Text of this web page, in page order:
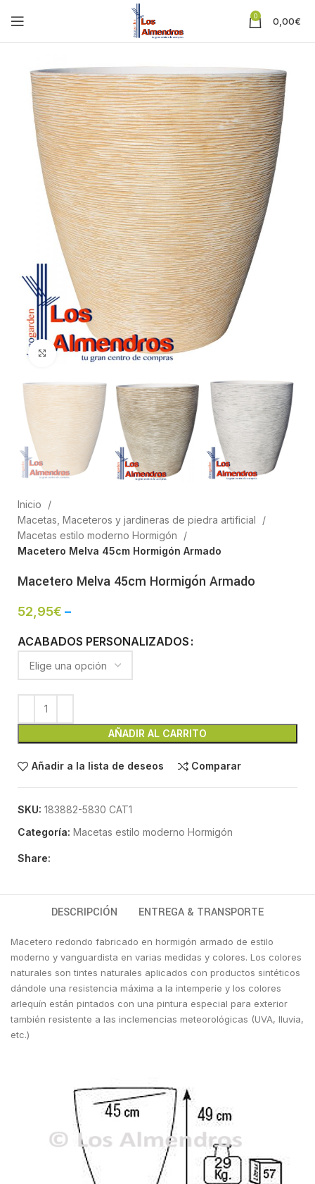
0 0,00€
Clic para ampliar
Inicio
Macetas, Maceteros y jardineras de piedra artificial
Macetas estilo moderno Hormigón
Macetero Melva 45cm Hormigón Armado
Macetero Melva 45cm Hormigón Armado
52,95€ –
ACABADOS PERSONALIZADOS
AÑADIR AL CARRITO
Añadir a la lista de deseos Comparar
SKU: 183882-5830 CAT1
Categoría: Macetas estilo moderno Hormigón
Share:
DESCRIPCIÓN ENTREGA & TRANSPORTE
Macetero redondo fabricado en hormigón armado de estilo
moderno y vanguardista en varias medidas y colores. Los colores
naturales son tintes naturales aplicados con productos sintéticos
dándole una resistencia máxima a la intemperie y los colores
arlequín están pintados con una pintura especial para exterior
también resistente a las inclemencias meteorológicas (UVA, lluvia,
etc.)